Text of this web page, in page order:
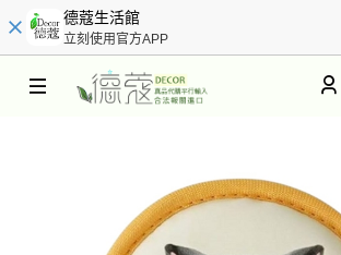
德蔻生活館
立刻使用官方APP